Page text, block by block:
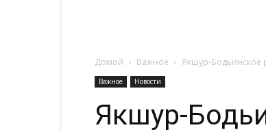
Домой Важное Якшур-Бодьинское
Важное Новости
Якшур-